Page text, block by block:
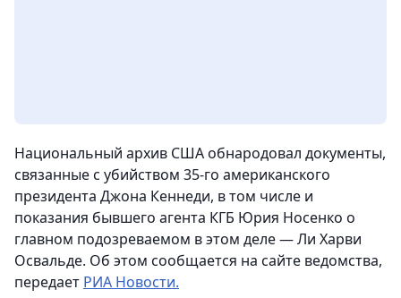
Национальный архив США обнародовал документы,
связанные с убийством 35-го американского
президента Джона Кеннеди, в том числе и
показания бывшего агента КГБ Юрия Носенко о
главном подозреваемом в этом деле — Ли Харви
Освальде. Об этом сообщается на сайте ведомства,
передает РИА Новости.